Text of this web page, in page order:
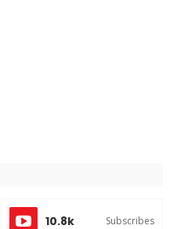
10.8k Subscribes